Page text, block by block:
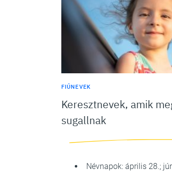
FIÚNEVEK
Keresztnevek, amik
sugallnak
Névnapok: április 28.;